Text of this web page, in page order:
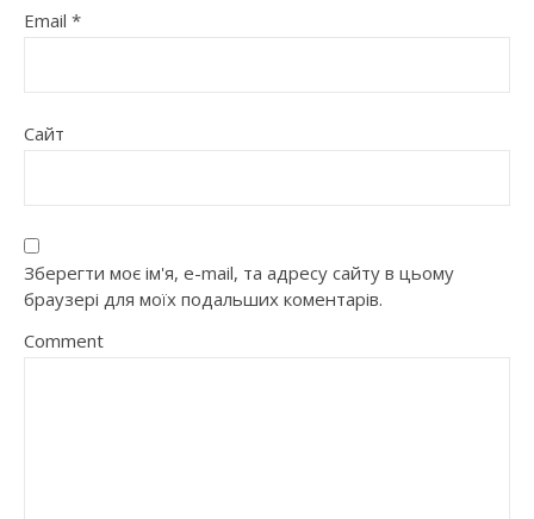
Email *
Сайт
Зберегти моє ім'я, e-mail, та адресу сайту в цьому
браузері для моїх подальших коментарів.
Comment